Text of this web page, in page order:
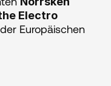
Electro
Europäischen